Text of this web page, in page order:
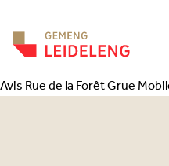
Avis Rue de la Forêt Grue